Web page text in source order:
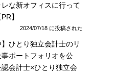
な新オフィスに行って
】
2024/07/18 に投稿された
】ひとり独立会計士のリ
事ポートフォリオを公
認会計士×ひとり独立会